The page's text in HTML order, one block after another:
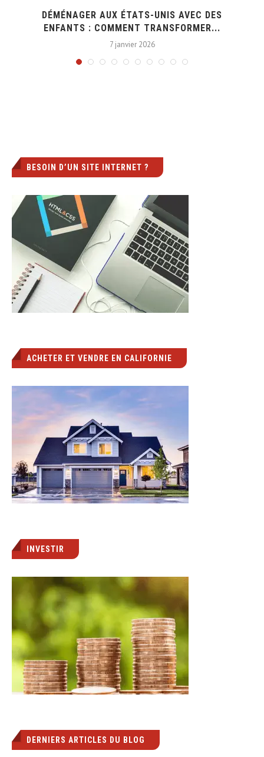
DÉMÉNAGER AUX ÉTATS-UNIS AVEC DES
ENFANTS : COMMENT TRANSFORMER...
7 janvier 2026
BESOIN D’UN SITE INTERNET ?
ACHETER ET VENDRE EN CALIFORNIE
INVESTIR
DERNIERS ARTICLES DU BLOG